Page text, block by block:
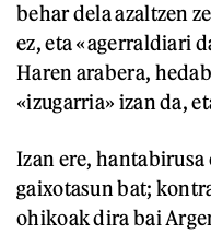
behar dela azaltzen
ez, eta «agerraldiari
Haren arabera,
«izugarria» izan da,
Izan ere, hantabirusa
gaixotasun bat;
ohikoak dira bai